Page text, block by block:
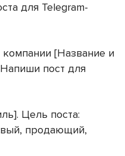
для Telegram-
компании [Название и
пост для
Цель поста:
продающий,